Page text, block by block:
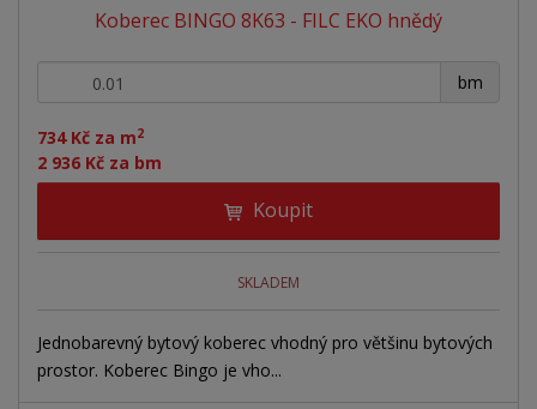
Koberec BINGO 8K63 - FILC EKO hnědý
734 Kč za m2
2 936 Kč za bm
bm
+ -
Koupit
SKLADEM
Jednobarevný bytový koberec vhodný pro většinu bytových
prostor. Koberec Bingo je vho...